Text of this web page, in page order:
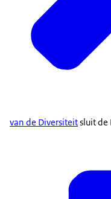
van de Diversiteitsluit de